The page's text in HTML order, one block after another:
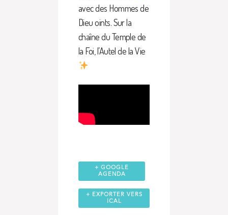
avec des Hommes de
Dieu oints. Sur la
chaîne du Temple de
la Foi, l’Autel de la Vie
+ GOOGLE
AGENDA
+ EXPORTER VERS
ICAL